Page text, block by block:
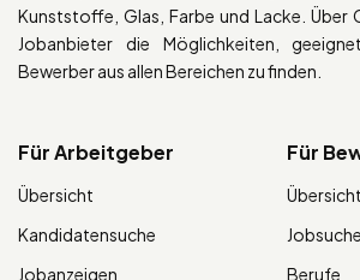
Kunststoffe, Glas, Farbe und Lacke. Über
Jobanbieter die Möglichkeiten,
Bewerber aus allen Bereichen zu finden.
Für Arbeitgeber
Übersicht
Kandidatensuche
Jobanzeigen
Für
Übersicht
Jobsuche
Berufe